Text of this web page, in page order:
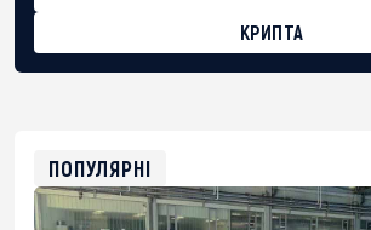
КРИПТА
0xfD02863D3289416fcF50975c9DFda13623f97758
ПОПУЛЯРНІ